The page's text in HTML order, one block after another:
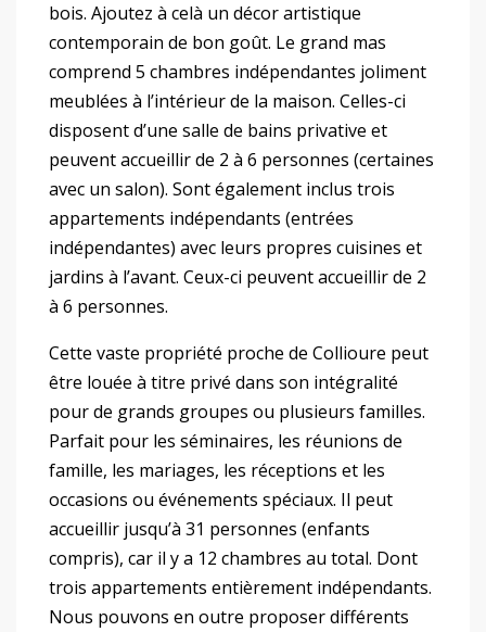
bois. Ajoutez à celà un décor artistique
contemporain de bon goût. Le grand mas
comprend 5 chambres indépendantes joliment
meublées à l’intérieur de la maison. Celles-ci
disposent d’une salle de bains privative et
peuvent accueillir de 2 à 6 personnes (certaines
avec un salon). Sont également inclus trois
appartements indépendants (entrées
indépendantes) avec leurs propres cuisines et
jardins à l’avant. Ceux-ci peuvent accueillir de 2
à 6 personnes.
Cette vaste propriété proche de Collioure peut
être louée à titre privé dans son intégralité
pour de grands groupes ou plusieurs familles.
Parfait pour les séminaires, les réunions de
famille, les mariages, les réceptions et les
occasions ou événements spéciaux. Il peut
accueillir jusqu’à 31 personnes (enfants
compris), car il y a 12 chambres au total. Dont
trois appartements entièrement indépendants.
Nous pouvons en outre proposer différents